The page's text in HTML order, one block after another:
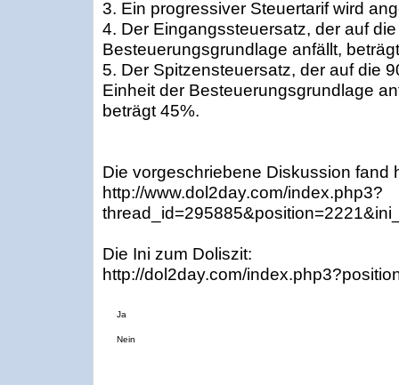
3. Ein progressiver Steuertarif wird
4. Der Eingangssteuersatz, der auf
Besteuerungsgrundlage anfällt,
5. Der Spitzensteuersatz, der auf die
Einheit der Besteuerungsgrundlage
beträgt 45%.
Die vorgeschriebene Diskussion fand
http://www.dol2day.com/index.php3?
Die Ini zum Doliszit:
http://dol2day.com/
Ja
Nein